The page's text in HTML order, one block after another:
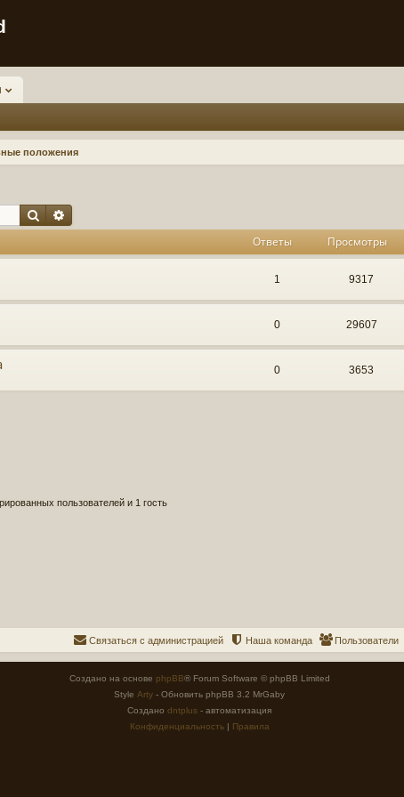
положения
Поиск
Ответы Просмотры
1 9317
0 29607
0 3653
пользователей и 1 гость
Пользователи
Наша команда
Связаться с администрацией
Создано на основе phpBB® Forum Software © phpBB Limited
Style Arty - Обновить phpBB 3.2 MrGaby
Создано dntplus - автоматизация
Конфиденциальность| Правила